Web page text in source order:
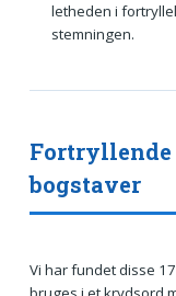
letheden i
stemningen.
Fortryllende
bogstaver
Vi har fundet disse